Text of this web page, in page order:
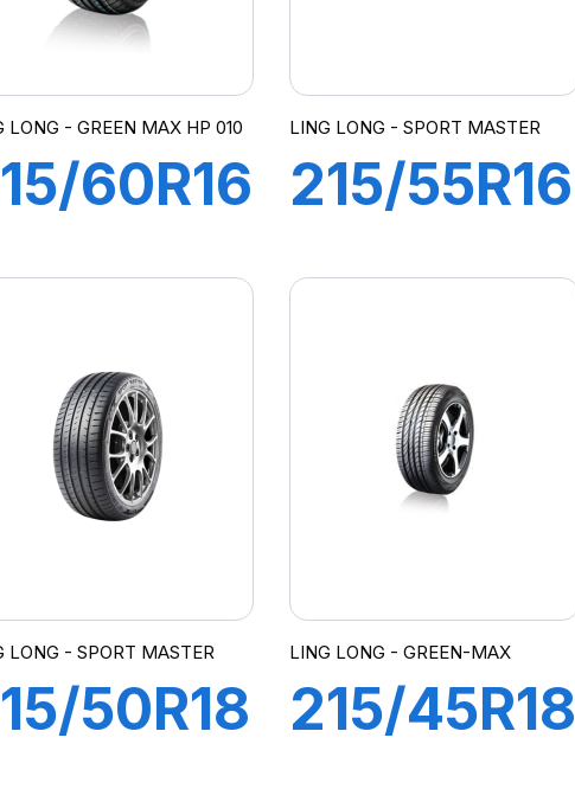
LONG - GREEN MAX HP 010
60R16
LING LONG - SPORT MASTER
215/55R16
MASTER
LONG - SPORT MASTER
50R18
LING LONG - GREEN-MAX
215/45R18